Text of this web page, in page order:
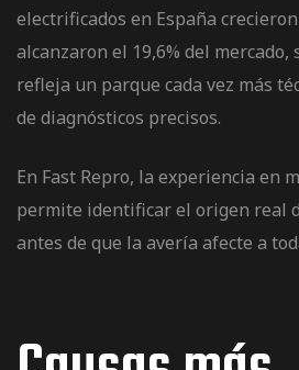
electrificados en España
alcanzaron el 19,6% del mercado,
refleja un parque cada vez más
de diagnósticos precisos.
En Fast Repro, la experiencia en
permite identificar el origen real
antes de que la avería afecte a